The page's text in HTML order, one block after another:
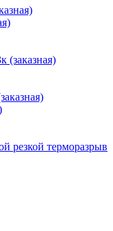
(заказная)
резкой терморазрыв